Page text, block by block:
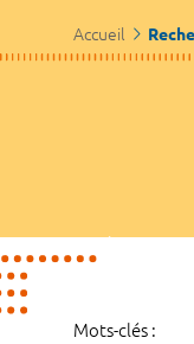
Accueil
Mots-clés :